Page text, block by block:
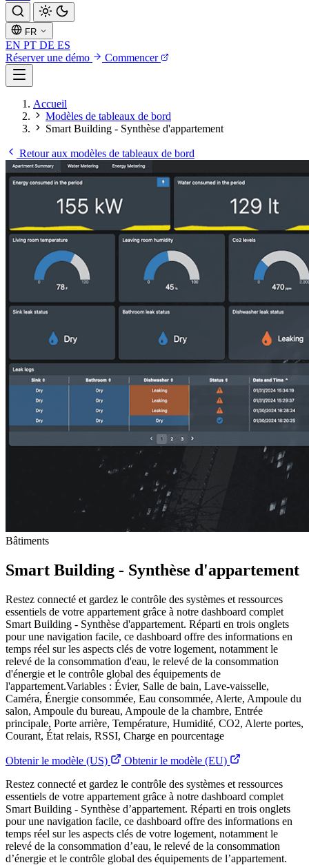
FR
EN PT DE ES
Réserver une démo
Commencer
Accueil
Modèles de tableaux de bord
Smart Building - Synthèse d'appartement
Retour aux modèles de tableaux de bord
Bâtiments
Smart Building - Synthèse d'appartement
Restez connecté et gardez le contrôle des systèmes et ressources
essentiels de votre appartement grâce à notre dashboard complet
Smart Building - Synthèse d'appartement. Réparti en trois onglets
pour une navigation facile, ce dashboard offre des informations en
temps réel sur les aspects clés de votre logement, notamment le
relevé de la consommation d'eau, le relevé de la consommation
d'énergie et le contrôle global des équipements de
l'appartement.Variables : Évier, Salle de bain, Lave-vaisselle,
Caméra, Énergie consommée, Eau consommée, Alerte, Ampoule du
salon, Ampoule du bureau, Ampoule de la chambre, Entrée
principale, Porte arrière, Température, Humidité, CO2, Alerte portes,
Courant, État relais, RSSI, Charge en pourcentage
Obtenir le modèle (US)
Obtenir le modèle (EU)
Restez connecté et gardez le contrôle des systèmes et ressources
essentiels de votre appartement grâce à notre dashboard complet
Smart Building - Synthèse d’appartement. Réparti en trois onglets
pour une navigation facile, ce dashboard offre des informations en
temps réel sur les aspects clés de votre logement, notamment le
relevé de la consommation d’eau, le relevé de la consommation
d’énergie et le contrôle global des équipements de l’appartement.